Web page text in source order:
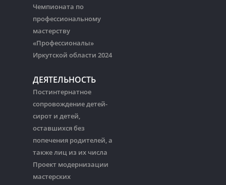
Чемпионата по
профессиональному
мастерству
«Профессионалы»
Иркутской области 2024
ДЕЯТЕЛЬНОСТЬ
Постинтернатное
сопровождение детей-
сирот и детей,
оставшихся без
попечения родителей, а
также лиц из их числа
Проект модернизации
мастерских